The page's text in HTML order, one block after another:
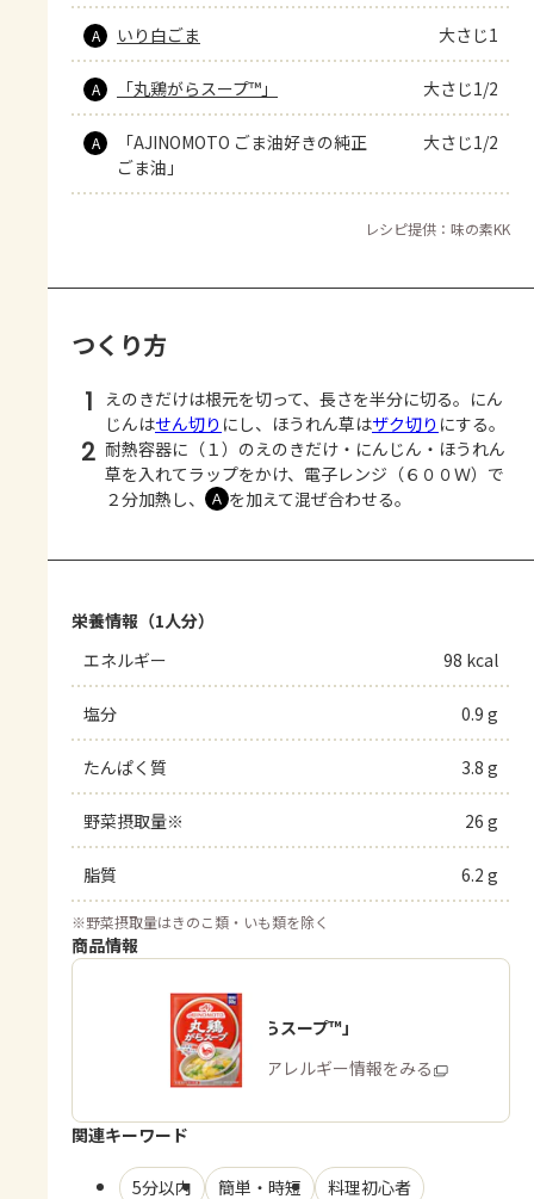
A いり白ごま 大さじ1
A 「丸鶏がらスープ™」 大さじ1/2
A
「AJINOMOTO ごま油好きの純正
ごま油」
大さじ1/2
レシピ提供：味の素KK
つくり方
1
えのきだけは根元を切って、長さを半分に切る。にん
じんはせん切り にし、ほうれん草はザク切り にする。
2 耐熱容器に（１）のえのきだけ・にんじん・ほうれん
草を入れてラップをかけ、電子レンジ（６００Ｗ）で
２分加熱し、
Ａ を加えて混ぜ合わせる。
栄養情報（1人分）
エネルギー
98 kcal
塩分 0.9 g
たんぱく質 3.8 g
野菜摂取量※ 26 g
脂質 6.2 g
※野菜摂取量はきのこ類・いも類を除く
商品情報
「丸鶏がらスープ™」
商品・アレルギー情報をみる
関連キーワード
5分以内 簡単・時短
料理初心者